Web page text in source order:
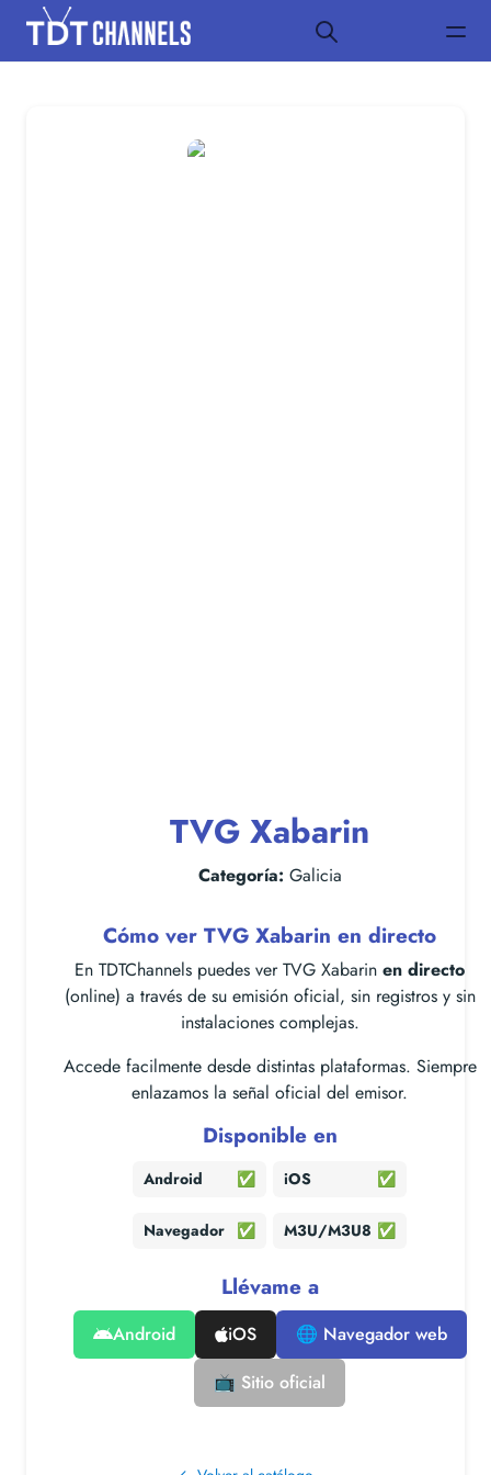
TVG Xabarin
Categoría: Galicia
Cómo ver TVG Xabarin en directo
En TDTChannels puedes ver TVG Xabarin en directo
(online) a través de su emisión oficial, sin registros y sin
instalaciones complejas.
Accede facilmente desde distintas plataformas. Siempre
enlazamos la señal oficial del emisor.
Disponible en
Android ✅ iOS ✅
Navegador ✅ M3U/M3U8 ✅
Llévame a
Android iOS
🌐 Navegador web
📺 Sitio oficial